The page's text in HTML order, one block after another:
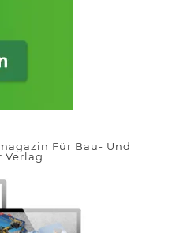
Für Bau- Und
Verlag